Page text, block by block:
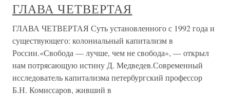
ГЛАВА ЧЕТВЕРТАЯ
ГЛАВА ЧЕТВЕРТАЯ Суть установленного с 1992 года и
существующего: колониальный капитализм в
России.«Свобода — лучше, чем не свобода», — открыл
нам потрясающую истину Д. Медведев.Современный
исследователь капитализма петербургский профессор
Б.Н. Комиссаров, живший в